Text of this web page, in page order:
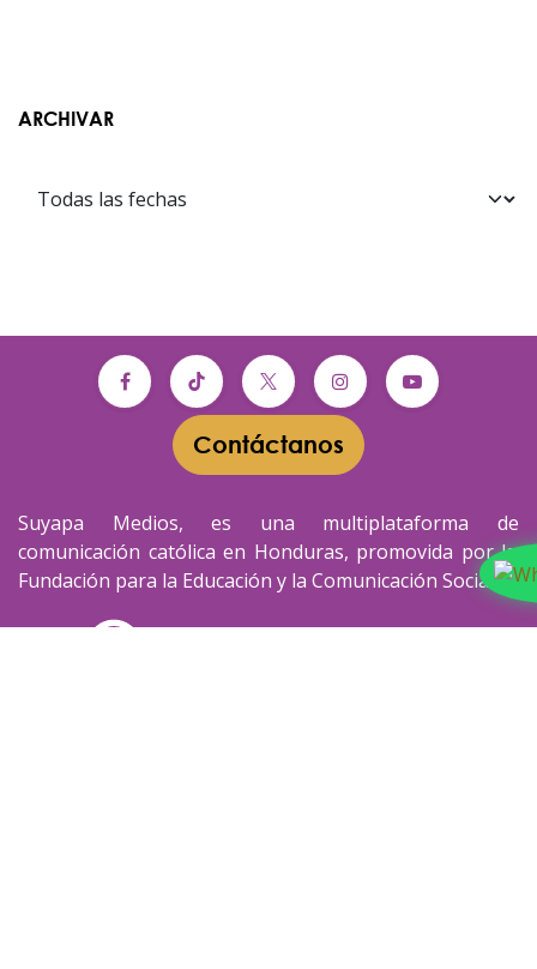
ARCHIVAR
Contáctanos​​
Suyapa Medios, es una multiplataforma de
comunicación católica en Honduras, promovida por la
Fundación para la Educación y la Comunicación Social.